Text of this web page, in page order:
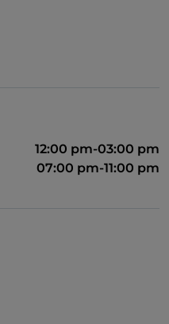
12:00 pm-03:00 pm
07:00 pm-11:00 pm